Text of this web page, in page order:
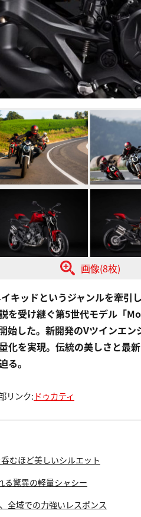
画像(8枚)
キッドというジャンルを牽引
を受け継ぐ第5世代モデル「
始した。新開発のVツインエ
化を実現。伝統の美しさと最
る。
リンク: ドゥカティ
むほど美しいシルエット
る驚異の軽量シャシー
全域での力強いレスポンス